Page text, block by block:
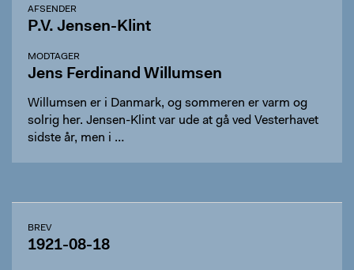
AFSENDER
P.V. Jensen-Klint
MODTAGER
Jens Ferdinand Willumsen
Willumsen er i Danmark, og sommeren er varm og
solrig her. Jensen-Klint var ude at gå ved Vesterhavet
sidste år, men i …
BREV
1921-08-18